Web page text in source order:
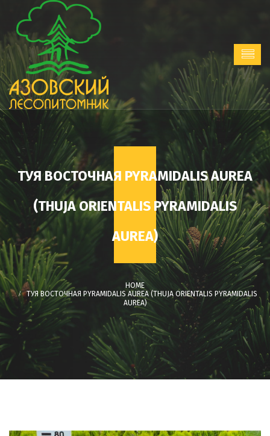
ТУЯ ВОСТОЧНАЯ PYRAMIDALIS AUREA
(THUJA ORIENTALIS PYRAMIDALIS
AUREA)
ТУЯ ВОСТОЧНАЯ PYRAMIDALIS AUREA (THUJA ORIENTALIS PYRAMIDALIS
AUREA)